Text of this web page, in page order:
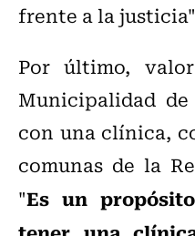
frente a la
Por último,
Municipalidad
con una clínica,
comunas de la
"Es un